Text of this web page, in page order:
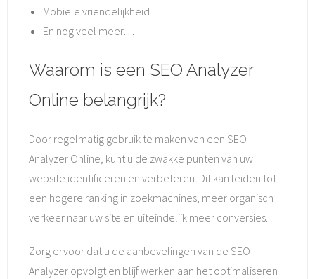
Mobiele vriendelijkheid
En nog veel meer…
Waarom is een SEO Analyzer
Online belangrijk?
Door regelmatig gebruik te maken van een SEO
Analyzer Online, kunt u de zwakke punten van uw
website identificeren en verbeteren. Dit kan leiden tot
een hogere ranking in zoekmachines, meer organisch
verkeer naar uw site en uiteindelijk meer conversies.
Zorg ervoor dat u de aanbevelingen van de SEO
Analyzer opvolgt en blijf werken aan het optimaliseren